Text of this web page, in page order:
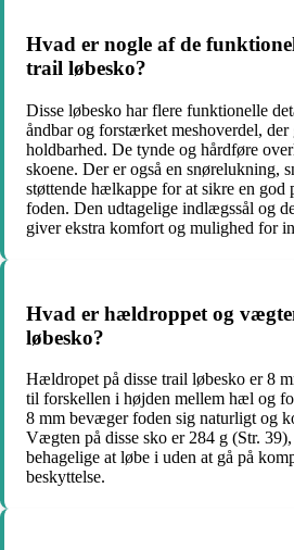
Hvad er nogle af de
trail løbesko?
Disse løbesko har flere funktionelle
åndbar og forstærket meshoverdel,
holdbarhed. De tynde og hårdføre
skoene. Der er også en snørelukning,
støttende hælkappe for at sikre en god
foden. Den udtagelige indlægssål og
giver ekstra komfort og mulighed for
Hvad er hældroppet og
løbesko?
Hældropet på disse trail løbesko er 8
til forskellen i højden mellem hæl og
8 mm bevæger foden sig naturligt og
Vægten på disse sko er 284 g (Str.
behagelige at løbe i uden at gå på
beskyttelse.